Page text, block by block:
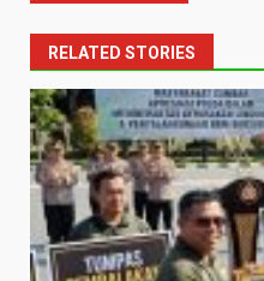
RELATED STORIES